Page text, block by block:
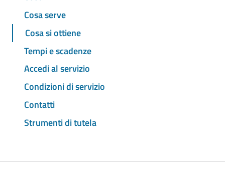
Cosa serve
Cosa si ottiene
Tempi e scadenze
Accedi al servizio
Condizioni di servizio
Contatti
Strumenti di tutela